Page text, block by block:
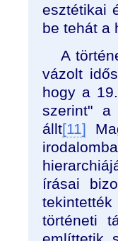
esztétikai
be tehát a
A
vázolt
hogy a
szerint" a
állt[11]
írásai
történeti